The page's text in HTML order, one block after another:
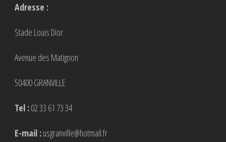
Adresse :
Stade Louis Dior
Avenue des Matignon
50400 GRANVILLE
Tel :02 33 61 73 34
E-mail :usgranville@hotmail.fr